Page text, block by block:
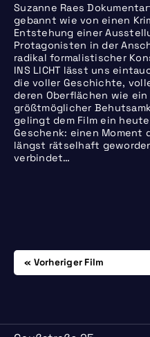
Suzanne Raes
gebannt wie von einen
Entstehung einer
Protagonisten in der
radikal formalistischer
INS LICHT lässt uns
die voller Geschichte,
deren Oberflächen wie
größtmöglicher
gelingt dem Film ein
Geschenk: einen Moment
längst rätselhaft
verbindet…
Beitrags-
Navigation
Vorheriger Film